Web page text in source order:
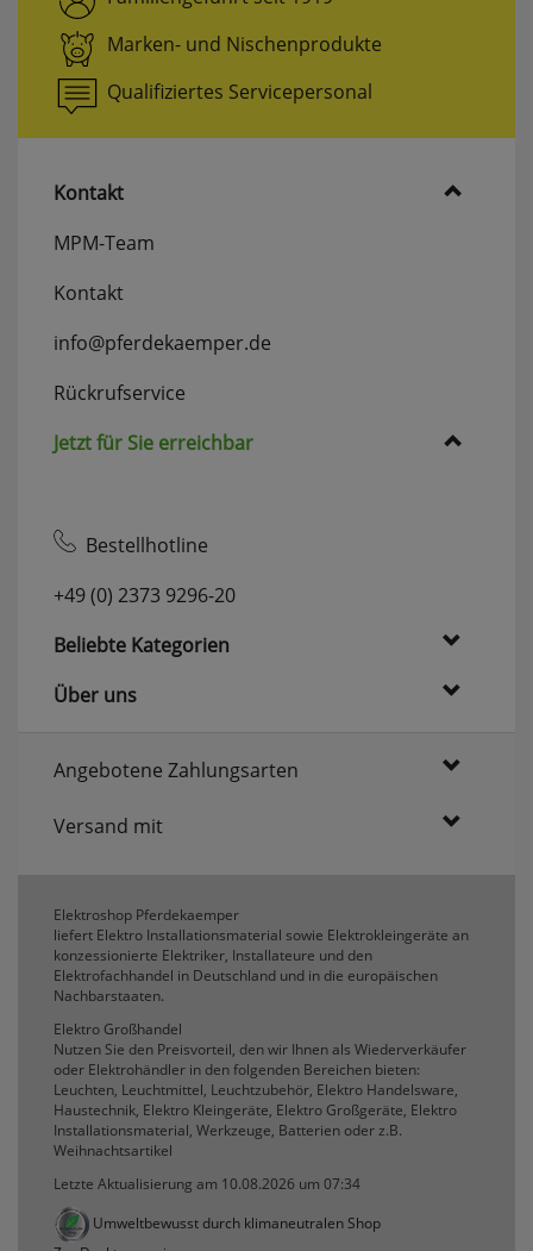
Marken- und Nischenprodukte
Qualifiziertes Servicepersonal
Kontakt
MPM-Team
Kontakt
info@pferdekaemper.de
Rückrufservice
Jetzt für Sie erreichbar
Bestellhotline
+49 (0) 2373 9296-20
Beliebte Kategorien
Über uns
Angebotene Zahlungsarten
Versand mit
Elektroshop Pferdekaemper
liefert Elektro Installationsmaterial sowie Elektrokleingeräte an
konzessionierte Elektriker, Installateure und den
Elektrofachhandel in Deutschland und in die europäischen
Nachbarstaaten.
Elektro Großhandel
Nutzen Sie den Preisvorteil, den wir Ihnen als Wiederverkäufer
oder Elektrohändler in den folgenden Bereichen bieten:
Leuchten, Leuchtmittel, Leuchtzubehör, Elektro Handelsware,
Haustechnik, Elektro Kleingeräte, Elektro Großgeräte, Elektro
Installationsmaterial, Werkzeuge, Batterien oder z.B.
Weihnachtsartikel
Letzte Aktualisierung am 10.08.2026 um 07:34
Umweltbewusst durch klimaneutralen Shop